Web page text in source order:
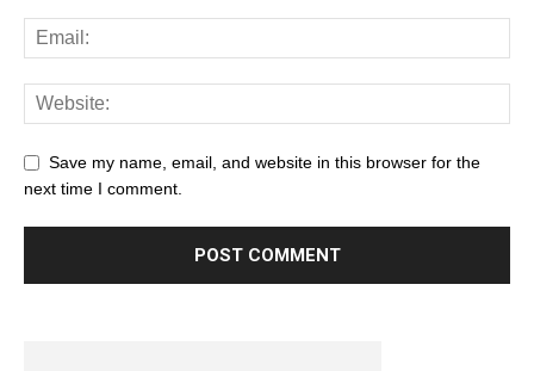
Save my name, email, and website in this browser for the
next time I comment.